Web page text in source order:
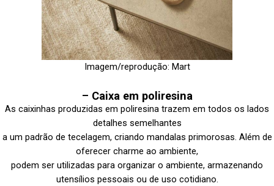
Imagem/reprodução: Mart
– Caixa em poliresina
As caixinhas produzidas em poliresina trazem em todos os lados
detalhes semelhantes
a um padrão de tecelagem, criando mandalas primorosas. Além de
oferecer charme ao ambiente,
podem ser utilizadas para organizar o ambiente, armazenando
utensílios pessoais ou de uso cotidiano.